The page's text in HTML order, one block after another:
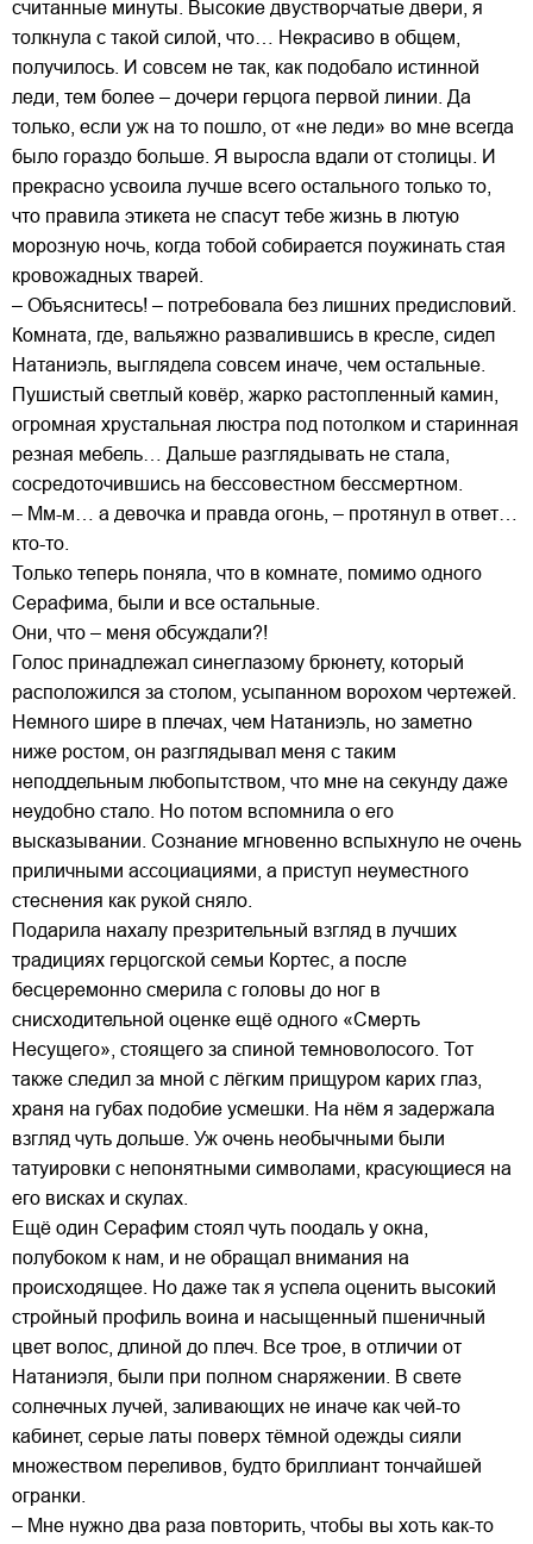
считанные минуты. Высокие двустворчатые двери, я
толкнула с такой силой, что… Некрасиво в общем,
получилось. И совсем не так, как подобало истинной
леди, тем более – дочери герцога первой линии. Да
только, если уж на то пошло, от «не леди» во мне всегда
было гораздо больше. Я выросла вдали от столицы. И
прекрасно усвоила лучше всего остального только то,
что правила этикета не спасут тебе жизнь в лютую
морозную ночь, когда тобой собирается поужинать стая
кровожадных тварей.
– Объяснитесь! – потребовала без лишних предисловий.
Комната, где, вальяжно развалившись в кресле, сидел
Натаниэль, выглядела совсем иначе, чем остальные.
Пушистый светлый ковёр, жарко растопленный камин,
огромная хрустальная люстра под потолком и старинная
резная мебель… Дальше разглядывать не стала,
сосредоточившись на бессовестном бессмертном.
– Мм-м… а девочка и правда огонь, – протянул в ответ…
кто-то.
Только теперь поняла, что в комнате, помимо одного
Серафима, были и все остальные.
Они, что – меня обсуждали?!
Голос принадлежал синеглазому брюнету, который
расположился за столом, усыпанном ворохом чертежей.
Немного шире в плечах, чем Натаниэль, но заметно
ниже ростом, он разглядывал меня с таким
неподдельным любопытством, что мне на секунду даже
неудобно стало. Но потом вспомнила о его
высказывании. Сознание мгновенно вспыхнуло не очень
приличными ассоциациями, а приступ неуместного
стеснения как рукой сняло.
Подарила нахалу презрительный взгляд в лучших
традициях герцогской семьи Кортес, а после
бесцеремонно смерила с головы до ног в
снисходительной оценке ещё одного «Смерть
Несущего», стоящего за спиной темноволосого. Тот
также следил за мной с лёгким прищуром карих глаз,
храня на губах подобие усмешки. На нём я задержала
взгляд чуть дольше. Уж очень необычными были
татуировки с непонятными символами, красующиеся на
его висках и скулах.
Ещё один Серафим стоял чуть поодаль у окна,
полубоком к нам, и не обращал внимания на
происходящее. Но даже так я успела оценить высокий
стройный профиль воина и насыщенный пшеничный
цвет волос, длиной до плеч. Все трое, в отличии от
Натаниэля, были при полном снаряжении. В свете
солнечных лучей, заливающих не иначе как чей-то
кабинет, серые латы поверх тёмной одежды сияли
множеством переливов, будто бриллиант тончайшей
огранки.
– Мне нужно два раза повторить, чтобы вы хоть как-то